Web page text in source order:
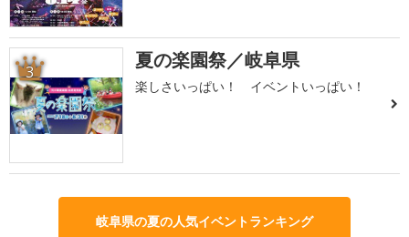
3 夏の楽園祭／岐阜県
楽しさいっぱい！ イベントいっぱい！
岐阜県の夏の人気イベントランキング